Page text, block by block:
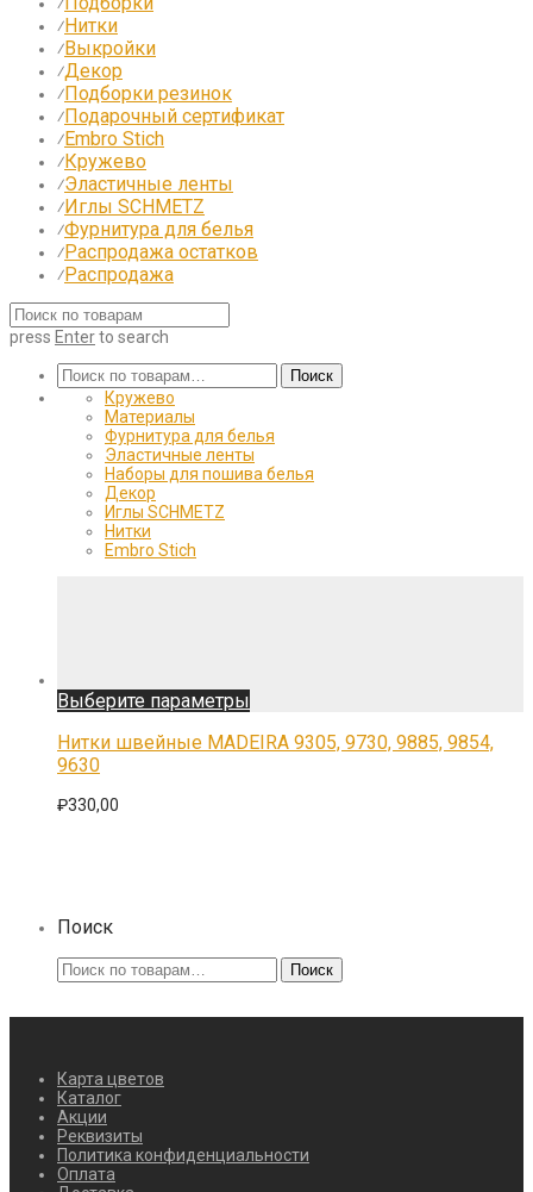
⁄Нитки
⁄Выкройки
⁄Декор
⁄Подборки резинок
⁄Подарочный сертификат
⁄Embro Stich
⁄Кружево
⁄Эластичные ленты
⁄Иглы SCHMETZ
⁄Фурнитура для белья
⁄Распродажа остатков
⁄Распродажа
press Enterto search
Искать:
Поиск
Кружево
Материалы
Фурнитура для белья
Эластичные ленты
Наборы для пошива белья
Декор
Иглы SCHMETZ
Нитки
Embro Stich
Выберите параметры
товар
имеет
несколько
Нитки швейные MADEIRA 9305, 9730, 9885, 9854,
9630
₽330,00
Поиск
Искать: Поиск
Карта цветов
Каталог
Акции
Реквизиты
Политика конфиденциальности
Оплата